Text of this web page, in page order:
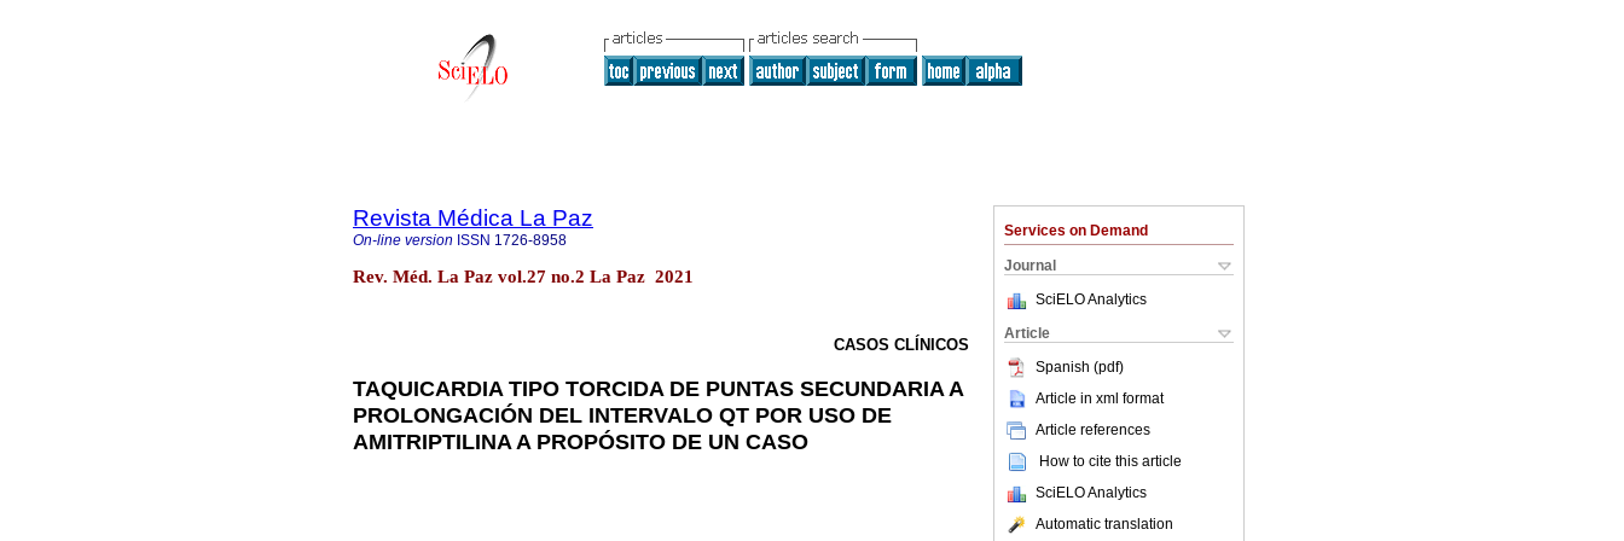
Services on Demand
Journal
SciELO Analytics
Article
Spanish (pdf)
Article in xml format
Article references
How to cite this article
SciELO Analytics
Automatic translation
Revista Médica La Paz
On-line version ISSN 1726-8958
Rev. Méd. La Paz vol.27 no.2 La Paz 2021
CASOS CLÍNICOS
TAQUICARDIA TIPO TORCIDA DE PUNTAS SECUNDARIA A
PROLONGACIÓN DEL INTERVALO QT POR USO DE
AMITRIPTILINA A PROPÓSITO DE UN CASO